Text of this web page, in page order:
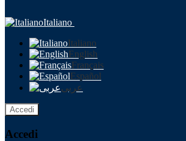
Italiano
Italiano
English
Français
Español
عربى
Accedi
Accedi